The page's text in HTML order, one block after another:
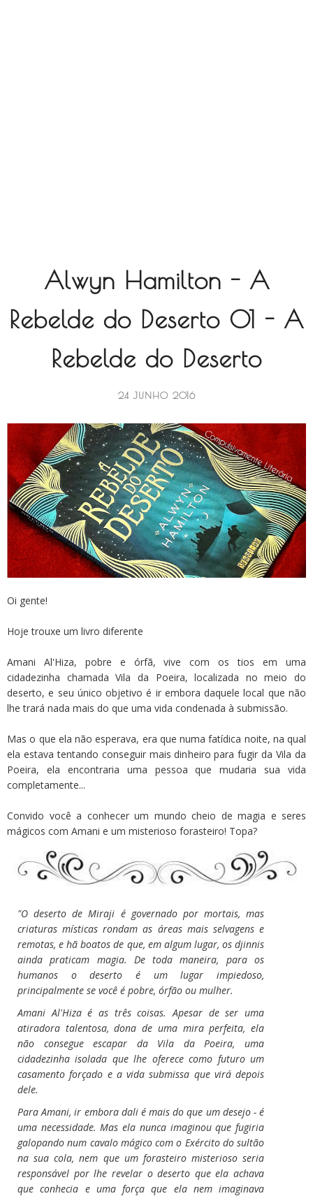
Alwyn Hamilton - A
Rebelde do Deserto 01 - A
Rebelde do Deserto
24 JUNHO 2016
Oi gente!
Hoje trouxe um livro diferente
Amani Al'Hiza, pobre e órfã, vive com os tios em uma
cidadezinha chamada Vila da Poeira, localizada no meio do
deserto, e seu único objetivo é ir embora daquele local que não
lhe trará nada mais do que uma vida condenada à submissão.
Mas o que ela não esperava, era que numa fatídica noite, na qual
ela estava tentando conseguir mais dinheiro para fugir da Vila da
Poeira, ela encontraria uma pessoa que mudaria sua vida
completamente...
Convido você a conhecer um mundo cheio de magia e seres
mágicos com Amani e um misterioso forasteiro! Topa?
"O deserto de Miraji é governado por mortais, mas
criaturas místicas rondam as áreas mais selvagens e
remotas, e hã boatos de que, em algum lugar, os djinnis
ainda praticam magia. De toda maneira, para os
humanos o deserto é um lugar impiedoso,
principalmente se você é pobre, órfão ou mulher.
Amani Al'Hiza é as três coisas. Apesar de ser uma
atiradora talentosa, dona de uma mira perfeita, ela
não consegue escapar da Vila da Poeira, uma
cidadezinha isolada que lhe oferece como futuro um
casamento forçado e a vida submissa que virá depois
dele.
Para Amani, ir embora dali é mais do que um desejo - é
uma necessidade. Mas ela nunca imaginou que fugiria
galopando num cavalo mágico com o Exército do sultão
na sua cola, nem que um forasteiro misterioso seria
responsável por lhe revelar o deserto que ela achava
que conhecia e uma força que ela nem imaginava